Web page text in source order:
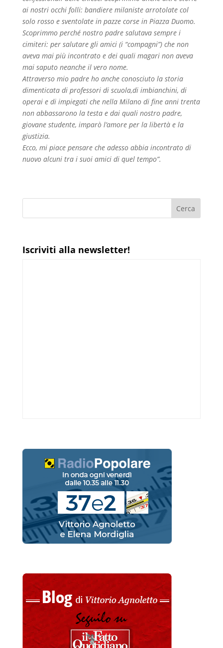
ai nostri occhi folli: bandiere milaniste arrotolate col
solo rosso e sventolate in pazze corse in Piazza Duomo.
Scoprimmo perché nostro padre salutava sempre i
cimiteri: per salutare gli amici (i “compagni”) che non
aveva mai più incontrato e dei quali magari non aveva
mai saputo neanche il vero nome.
Attraverso mio padre ho anche conosciuto la storia
dimenticata di professori di scuola,di imbianchini, di
operai e di impiegati che nella Milano di fine anni trenta
non abbassarono la testa e dai quali nostro padre,
giovane studente, imparò l’amore per la libertà e la
giustizia.
Ecco, mi piace pensare che adesso abbia incontrato di
nuovo alcuni tra i suoi amici di quel tempo”.
Iscriviti alla newsletter!